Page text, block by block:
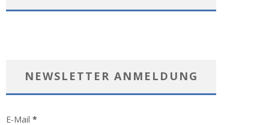
NEWSLETTER ANMELDUNG
E-Mail *